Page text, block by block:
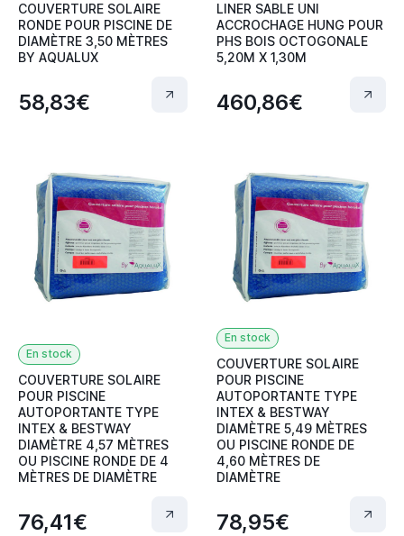
COUVERTURE SOLAIRE
RONDE POUR PISCINE DE
DIAMÈTRE 3,50 MÈTRES
BY AQUALUX
58,83€
LINER SABLE UNI
ACCROCHAGE HUNG POUR
PHS BOIS OCTOGONALE
5,20M X 1,30M
460,86€
En stock
COUVERTURE SOLAIRE
POUR PISCINE
AUTOPORTANTE TYPE
INTEX & BESTWAY
DIAMÈTRE 4,57 MÈTRES
OU PISCINE RONDE DE 4
MÈTRES DE DIAMÈTRE
76,41€
En stock
COUVERTURE SOLAIRE
POUR PISCINE
AUTOPORTANTE TYPE
INTEX & BESTWAY
DIAMÈTRE 5,49 MÈTRES
OU PISCINE RONDE DE
4,60 MÈTRES DE
DIAMÈTRE
78,95€